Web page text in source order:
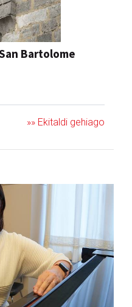
Bartolome
»» Ekitaldi gehiago